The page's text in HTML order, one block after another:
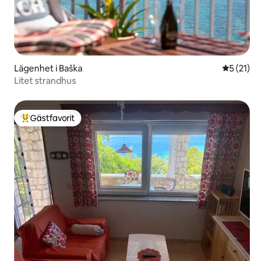
Lägenhet i Baška 5 av 5 i
5 (21)
Litet strandhus
Populär gästfavorit
Gästfavorit